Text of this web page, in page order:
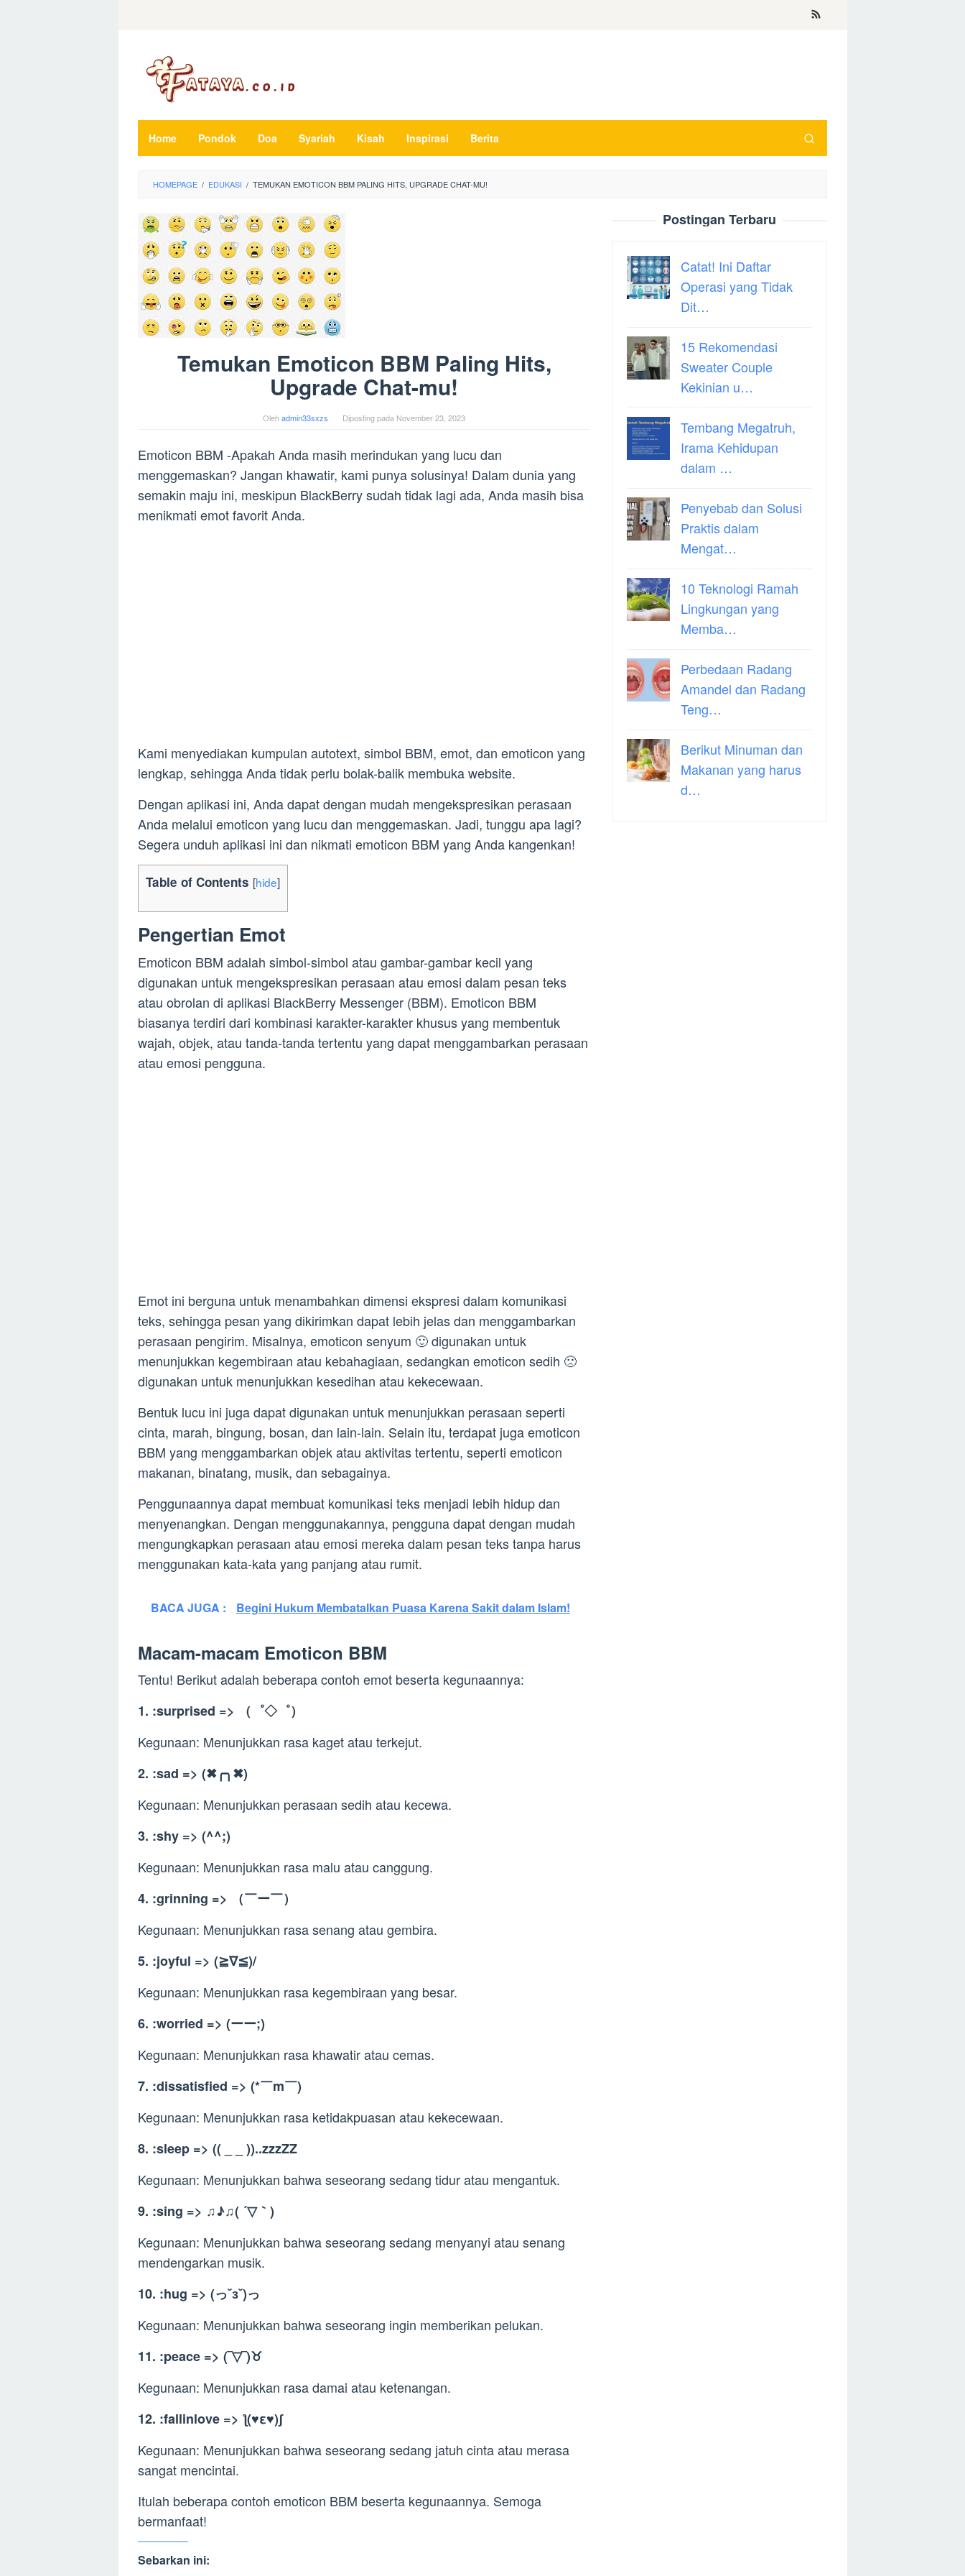
Home Pondok Doa Syariah Kisah Inspirasi Berita
HOMEPAGE / EDUKASI / TEMUKAN EMOTICON BBM PALING HITS, UPGRADE CHAT-MU!
Temukan Emoticon BBM Paling Hits,
Upgrade Chat-mu!
Olehadmin33sxzs Diposting pada November 23, 2023
Emoticon BBM -Apakah Anda masih merindukan yang lucu dan
menggemaskan? Jangan khawatir, kami punya solusinya! Dalam dunia yang
semakin maju ini, meskipun BlackBerry sudah tidak lagi ada, Anda masih bisa
menikmati emot favorit Anda.
Kami menyediakan kumpulan autotext, simbol BBM, emot, dan emoticon yang
lengkap, sehingga Anda tidak perlu bolak-balik membuka website.
Dengan aplikasi ini, Anda dapat dengan mudah mengekspresikan perasaan
Anda melalui emoticon yang lucu dan menggemaskan. Jadi, tunggu apa lagi?
Segera unduh aplikasi ini dan nikmati emoticon BBM yang Anda kangenkan!
Table of Contents [hide]
Pengertian Emot
Emoticon BBM adalah simbol-simbol atau gambar-gambar kecil yang
digunakan untuk mengekspresikan perasaan atau emosi dalam pesan teks
atau obrolan di aplikasi BlackBerry Messenger (BBM). Emoticon BBM
biasanya terdiri dari kombinasi karakter-karakter khusus yang membentuk
wajah, objek, atau tanda-tanda tertentu yang dapat menggambarkan perasaan
atau emosi pengguna.
Emot ini berguna untuk menambahkan dimensi ekspresi dalam komunikasi
teks, sehingga pesan yang dikirimkan dapat lebih jelas dan menggambarkan
perasaan pengirim. Misalnya, emoticon senyum 🙂 digunakan untuk
menunjukkan kegembiraan atau kebahagiaan, sedangkan emoticon sedih 🙁
digunakan untuk menunjukkan kesedihan atau kekecewaan.
Bentuk lucu ini juga dapat digunakan untuk menunjukkan perasaan seperti
cinta, marah, bingung, bosan, dan lain-lain. Selain itu, terdapat juga emoticon
BBM yang menggambarkan objek atau aktivitas tertentu, seperti emoticon
makanan, binatang, musik, dan sebagainya.
Penggunaannya dapat membuat komunikasi teks menjadi lebih hidup dan
menyenangkan. Dengan menggunakannya, pengguna dapat dengan mudah
mengungkapkan perasaan atau emosi mereka dalam pesan teks tanpa harus
menggunakan kata-kata yang panjang atau rumit.
BACA JUGA : Begini Hukum Membatalkan Puasa Karena Sakit dalam Islam!
Macam-macam Emoticon BBM
Tentu! Berikut adalah beberapa contoh emot beserta kegunaannya:
1. :surprised => （゜◇゜）
Kegunaan: Menunjukkan rasa kaget atau terkejut.
2. :sad => (✖╭╮✖)
Kegunaan: Menunjukkan perasaan sedih atau kecewa.
3. :shy => (^^;)
Kegunaan: Menunjukkan rasa malu atau canggung.
4. :grinning => （￣ー￣）
Kegunaan: Menunjukkan rasa senang atau gembira.
5. :joyful => (≧∇≦)/
Kegunaan: Menunjukkan rasa kegembiraan yang besar.
6. :worried => (ーー;)
Kegunaan: Menunjukkan rasa khawatir atau cemas.
7. :dissatisfied => (*￣m￣)
Kegunaan: Menunjukkan rasa ketidakpuasan atau kekecewaan.
8. :sleep => (( _ _ ))..zzzZZ
Kegunaan: Menunjukkan bahwa seseorang sedang tidur atau mengantuk.
9. :sing => ♫♪♫( ´▽｀)
Kegunaan: Menunjukkan bahwa seseorang sedang menyanyi atau senang
mendengarkan musik.
10. :hug => (っ˘з˘)っ
Kegunaan: Menunjukkan bahwa seseorang ingin memberikan pelukan.
11. :peace => (‾▽‾)♉
Kegunaan: Menunjukkan rasa damai atau ketenangan.
12. :fallinlove => ƪ(♥ε♥)ʃ
Kegunaan: Menunjukkan bahwa seseorang sedang jatuh cinta atau merasa
sangat mencintai.
Itulah beberapa contoh emoticon BBM beserta kegunaannya. Semoga
bermanfaat!
Sebarkan ini:
Postingan Terbaru
Catat! Ini Daftar
Operasi yang Tidak
Dit…
15 Rekomendasi
Sweater Couple
Kekinian u…
Tembang Megatruh,
Irama Kehidupan
dalam …
Penyebab dan Solusi
Praktis dalam
Mengat…
10 Teknologi Ramah
Lingkungan yang
Memba…
Perbedaan Radang
Amandel dan Radang
Teng…
Berikut Minuman dan
Makanan yang harus
d…